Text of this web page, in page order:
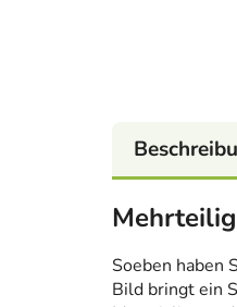
Soeben haben
Bild bringt ein